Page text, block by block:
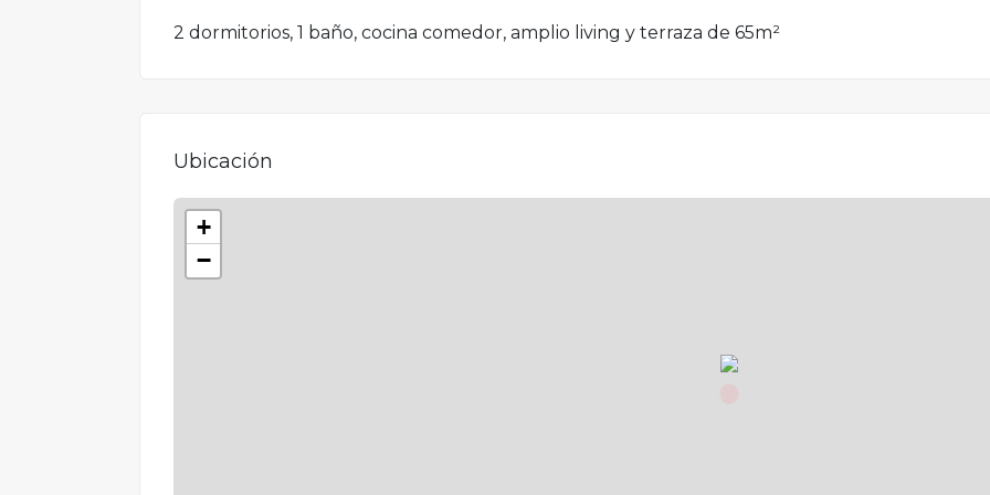
2 dormitorios, 1 baño, cocina comedor, amplio living y terraza de 65m²
Ubicación
+
−